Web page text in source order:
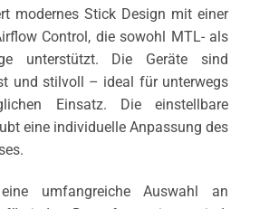
modernes Stick Design mit einer
Control, die sowohl MTL- als
unterstützt. Die Geräte sind
und stilvoll – ideal für unterwegs
Einsatz. Die einstellbare
eine individuelle Anpassung des
umfangreiche Auswahl an